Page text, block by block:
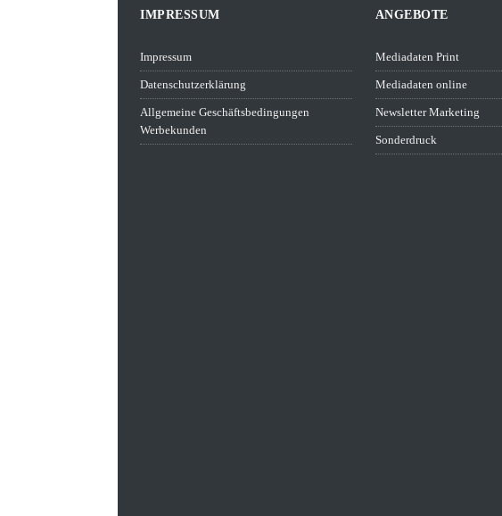
IMPRESSUM
Impressum
Datenschutzerklärung
Allgemeine Geschäftsbedingungen
Werbekunden
ANGEBOTE
Mediadaten Print
Mediadaten online
Newsletter Marketing
Sonderdruck